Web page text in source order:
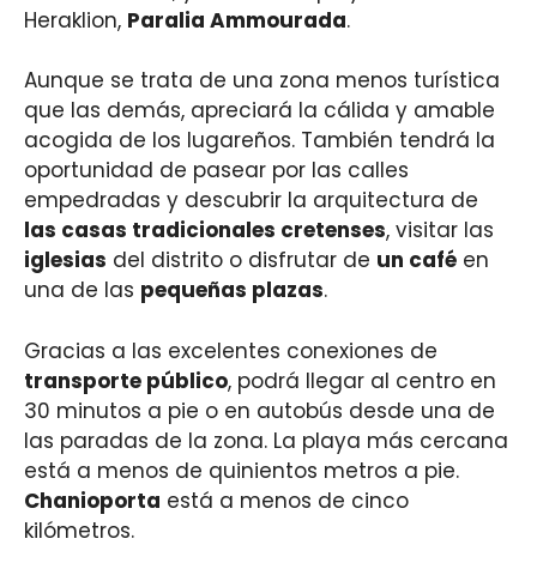
Heraklion, Paralia Ammourada.
Aunque se trata de una zona menos turística
que las demás, apreciará la cálida y amable
acogida de los lugareños. También tendrá la
oportunidad de pasear por las calles
empedradas y descubrir la arquitectura de
las casas tradicionales cretenses, visitar las
iglesias del distrito o disfrutar de un café en
una de las pequeñas plazas.
Gracias a las excelentes conexiones de
transporte público, podrá llegar al centro en
30 minutos a pie o en autobús desde una de
las paradas de la zona. La playa más cercana
está a menos de quinientos metros a pie.
Chanioporta está a menos de cinco
kilómetros.